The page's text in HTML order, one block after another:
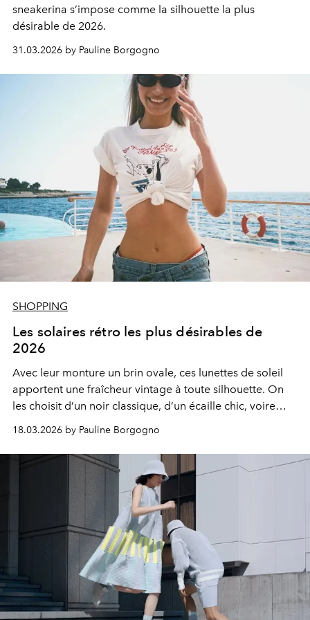
sneakerina s’impose comme la silhouette la plus
désirable de 2026.
31.03.2026 by Pauline Borgogno
SHOPPING
Les solaires rétro les plus désirables de
2026
Avec leur monture un brin ovale, ces lunettes de soleil
apportent une fraîcheur vintage à toute silhouette. On
les choisit d’un noir classique, d’un écaille chic, voire
d’un doux rose poudré pour habiller le regard avec
18.03.2026 by Pauline Borgogno